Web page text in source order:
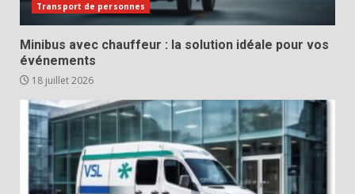
Transport de personnes
Minibus avec chauffeur : la solution idéale pour vos
événements
18 juillet 2026